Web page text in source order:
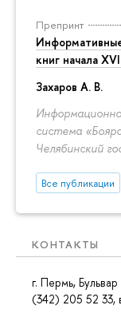
Препринт
книг начала
Захаров А. В.
система
Челябинский
Все публикации
КОНТАКТЫ
г. Пермь,
(342) 205 52 33,